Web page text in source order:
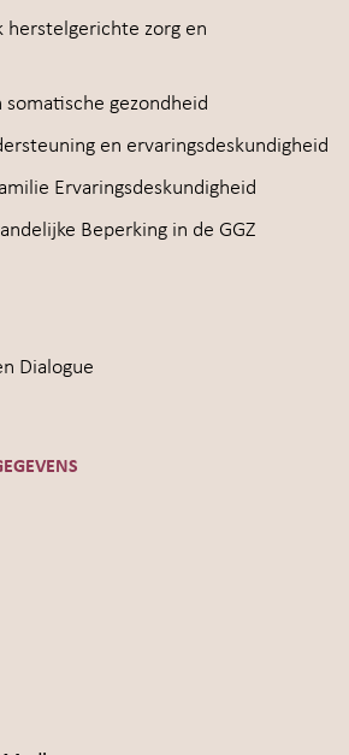
herstelgerichte zorg en
gezondheid
en ervaringsdeskundigheid
Ervaringsdeskundigheid
Beperking in de GGZ
Dialogue